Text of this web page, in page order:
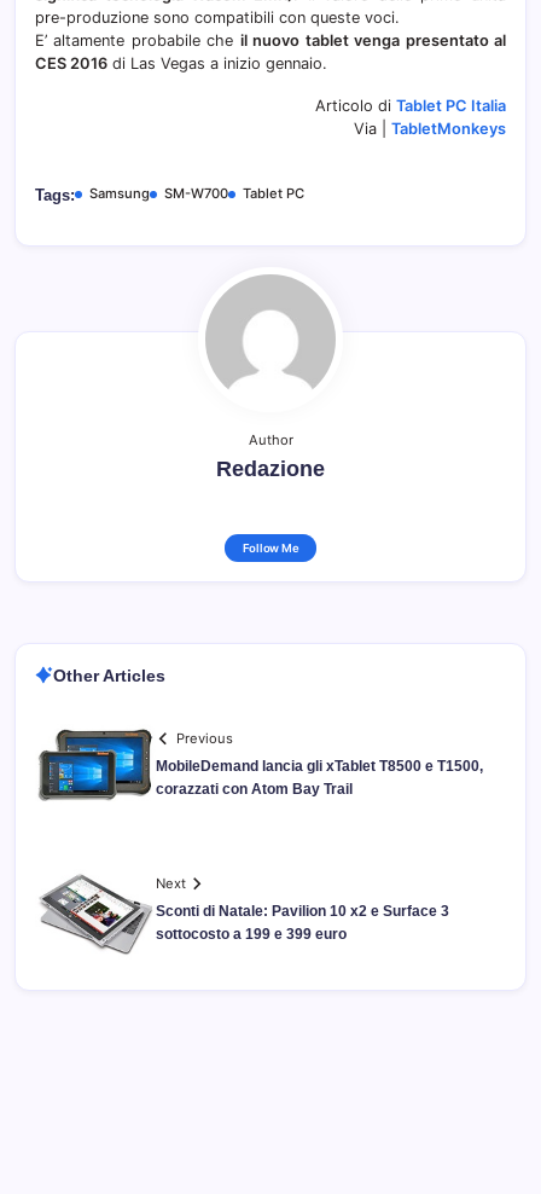
pre-produzione sono compatibili con queste voci.
E’ altamente probabile che il nuovo tablet venga presentato al
CES 2016 di Las Vegas a inizio gennaio.
Articolo di Tablet PC Italia
Via | TabletMonkeys
Tags: Samsung SM-W700 Tablet PC
Author
Redazione
Follow Me
Other Articles
Previous
MobileDemand lancia gli xTablet T8500 e T1500,
corazzati con Atom Bay Trail
Next
Sconti di Natale: Pavilion 10 x2 e Surface 3
sottocosto a 199 e 399 euro